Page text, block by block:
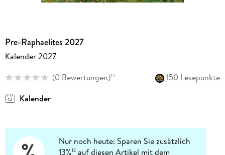
Pre-Raphaelites 2027
Kalender 2027
(0 Bewertungen)15
150 Lesepunkte
Kalender
Nur noch heute: Sparen Sie zusätzlich
13%12 auf diesen Artikel mit dem